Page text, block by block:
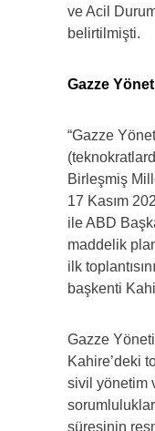
ve Acil
belirtilmişti.
Gazze
“Gazze
Birleşmiş
17 Kasım
ile ABD
maddelik
ilk
başkenti
Gazze
Kahire’deki
sivil yönetim
süresinin